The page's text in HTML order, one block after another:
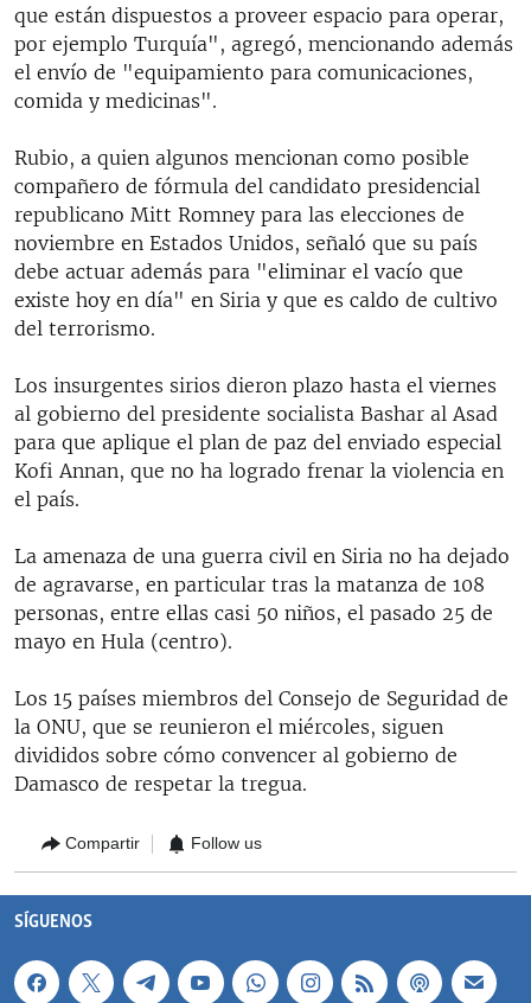
que están dispuestos a proveer espacio para operar,
por ejemplo Turquía", agregó, mencionando además
el envío de "equipamiento para comunicaciones,
comida y medicinas".
Rubio, a quien algunos mencionan como posible
compañero de fórmula del candidato presidencial
republicano Mitt Romney para las elecciones de
noviembre en Estados Unidos, señaló que su país
debe actuar además para "eliminar el vacío que
existe hoy en día" en Siria y que es caldo de cultivo
del terrorismo.
Los insurgentes sirios dieron plazo hasta el viernes
al gobierno del presidente socialista Bashar al Asad
para que aplique el plan de paz del enviado especial
Kofi Annan, que no ha logrado frenar la violencia en
el país.
La amenaza de una guerra civil en Siria no ha dejado
de agravarse, en particular tras la matanza de 108
personas, entre ellas casi 50 niños, el pasado 25 de
mayo en Hula (centro).
Los 15 países miembros del Consejo de Seguridad de
la ONU, que se reunieron el miércoles, siguen
divididos sobre cómo convencer al gobierno de
Damasco de respetar la tregua.
Compartir Follow us
SÍGUENOS